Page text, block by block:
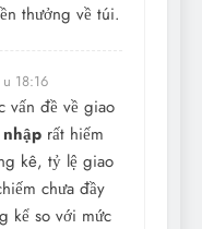
thưởng về túi.
18:16
vấn đề về giao
rất hiếm
kê, tỷ lệ giao
chưa đầy
kể so với mức